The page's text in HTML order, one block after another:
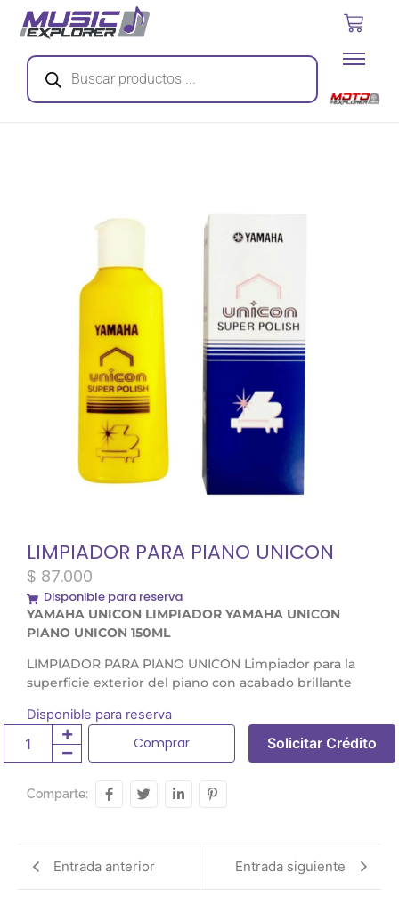
LIMPIADOR PARA PIANO UNICON
$ 87.000
Disponible para reserva
YAMAHA UNICON LIMPIADOR YAMAHA UNICON
PIANO UNICON 150ML
LIMPIADOR PARA PIANO UNICON Limpiador para la
superficie exterior del piano con acabado brillante
Disponible para reserva
Comprar Solicitar Crédito
Comparte:
Entrada anterior Entrada siguiente